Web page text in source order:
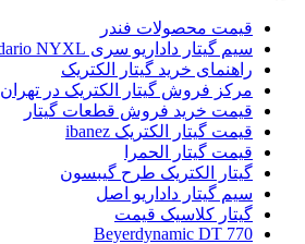
قیمت محصولات فندر
سیم گیتار داداریو سری Daddario NYXL
راهنمای خرید گیتار الکتریک
مرکز فروش گیتار الکتریک در تهران
قیمت خرید فروش قطعات گیتار
قیمت گیتار الکتریک ibanez
قیمت گیتار الحمرا
گیتار الکتریک طرح گیبسون
سیم گیتار داداریو اصل
گیتار کلاسیک قیمت
Beyerdynamic DT 770